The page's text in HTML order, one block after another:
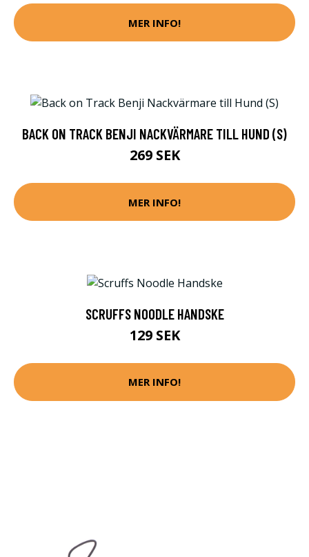
MER INFO!
BACK ON TRACK BENJI NACKVÄRMARE TILL HUND (S)
269 SEK
MER INFO!
SCRUFFS NOODLE HANDSKE
129 SEK
MER INFO!